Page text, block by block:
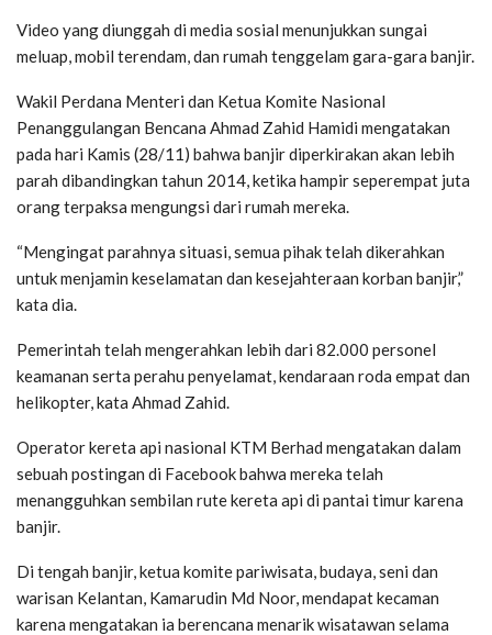
Video yang diunggah di media sosial menunjukkan sungai
meluap, mobil terendam, dan rumah tenggelam gara-gara banjir.
Wakil Perdana Menteri dan Ketua Komite Nasional
Penanggulangan Bencana Ahmad Zahid Hamidi mengatakan
pada hari Kamis (28/11) bahwa banjir diperkirakan akan lebih
parah dibandingkan tahun 2014, ketika hampir seperempat juta
orang terpaksa mengungsi dari rumah mereka.
“Mengingat parahnya situasi, semua pihak telah dikerahkan
untuk menjamin keselamatan dan kesejahteraan korban banjir,”
kata dia.
Pemerintah telah mengerahkan lebih dari 82.000 personel
keamanan serta perahu penyelamat, kendaraan roda empat dan
helikopter, kata Ahmad Zahid.
Operator kereta api nasional KTM Berhad mengatakan dalam
sebuah postingan di Facebook bahwa mereka telah
menangguhkan sembilan rute kereta api di pantai timur karena
banjir.
Di tengah banjir, ketua komite pariwisata, budaya, seni dan
warisan Kelantan, Kamarudin Md Noor, mendapat kecaman
karena mengatakan ia berencana menarik wisatawan selama